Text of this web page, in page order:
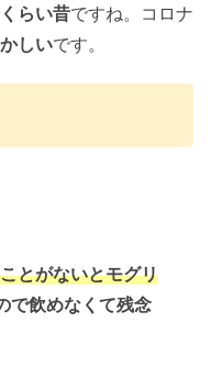
らい昔ですね。コロナ
しいです。
とがないとモグリ
で飲めなくて残念